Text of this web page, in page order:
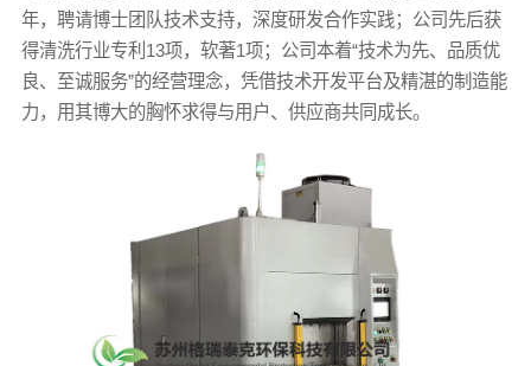
年，聘请博士团队技术支持，深度研发合作实践；公司先后获
得清洗行业专利13项，软著1项；公司本着“技术为先、品质优
良、至诚服务”的经营理念，凭借技术开发平台及精湛的制造能
力，用其博大的胸怀求得与用户、供应商共同成长。